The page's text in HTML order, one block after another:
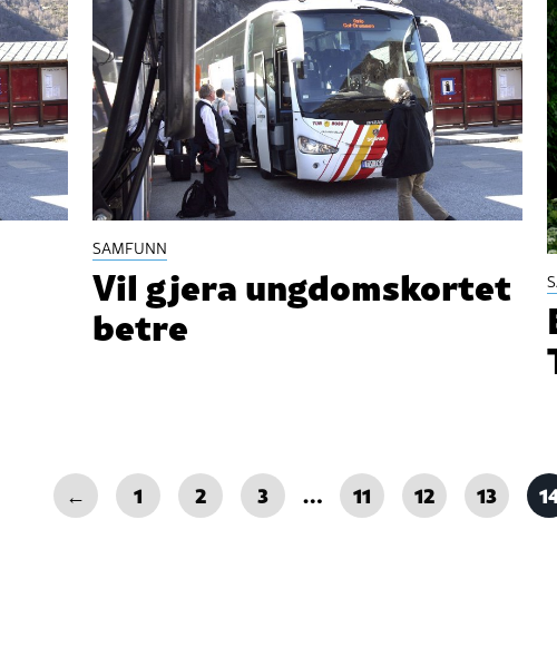
SAMFUNN
Vil gjera ungdomskortet
betre
← 1 2 3 … 11 12 13